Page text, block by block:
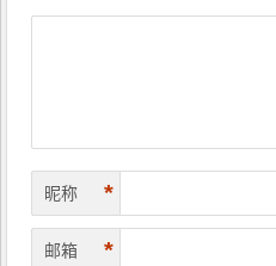
昵称 *
邮箱 *